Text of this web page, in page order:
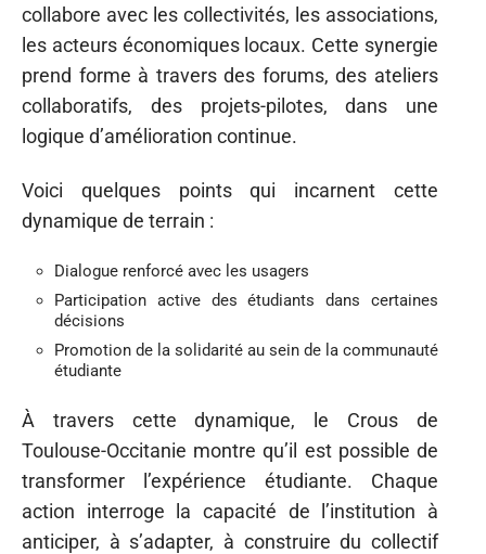
collabore avec les collectivités, les associations,
les acteurs économiques locaux. Cette synergie
prend forme à travers des forums, des ateliers
collaboratifs, des projets-pilotes, dans une
logique d’amélioration continue.
Voici quelques points qui incarnent cette
dynamique de terrain :
Dialogue renforcé avec les usagers
Participation active des étudiants dans certaines
décisions
Promotion de la solidarité au sein de la communauté
étudiante
À travers cette dynamique, le Crous de
Toulouse-Occitanie montre qu’il est possible de
transformer l’expérience étudiante. Chaque
action interroge la capacité de l’institution à
anticiper, à s’adapter, à construire du collectif